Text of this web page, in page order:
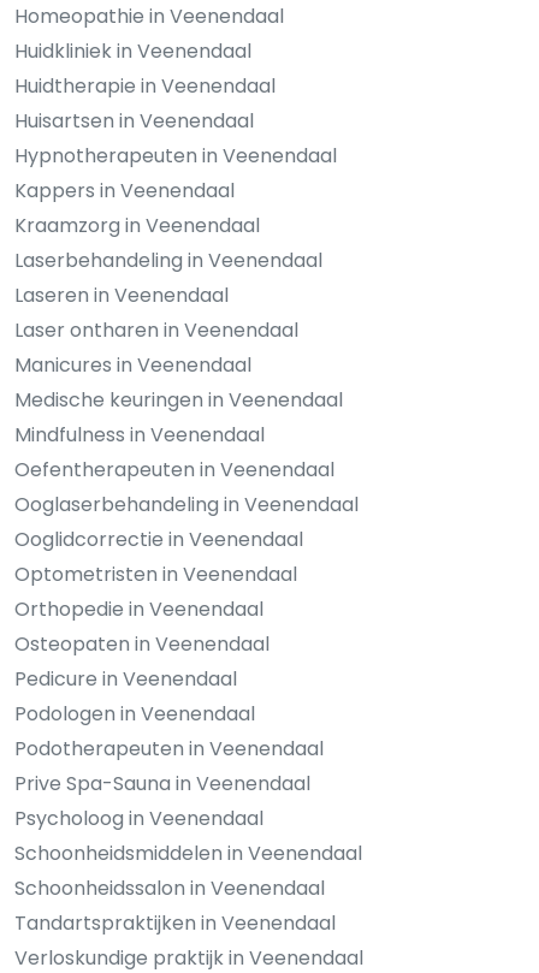
Homeopathie in Veenendaal
Huidkliniek in Veenendaal
Huidtherapie in Veenendaal
Huisartsen in Veenendaal
Hypnotherapeuten in Veenendaal
Kappers in Veenendaal
Kraamzorg in Veenendaal
Laserbehandeling in Veenendaal
Laseren in Veenendaal
Laser ontharen in Veenendaal
Manicures in Veenendaal
Medische keuringen in Veenendaal
Mindfulness in Veenendaal
Oefentherapeuten in Veenendaal
Ooglaserbehandeling in Veenendaal
Ooglidcorrectie in Veenendaal
Optometristen in Veenendaal
Orthopedie in Veenendaal
Osteopaten in Veenendaal
Pedicure in Veenendaal
Podologen in Veenendaal
Podotherapeuten in Veenendaal
Prive Spa-Sauna in Veenendaal
Psycholoog in Veenendaal
Schoonheidsmiddelen in Veenendaal
Schoonheidssalon in Veenendaal
Tandartspraktijken in Veenendaal
Verloskundige praktijk in Veenendaal